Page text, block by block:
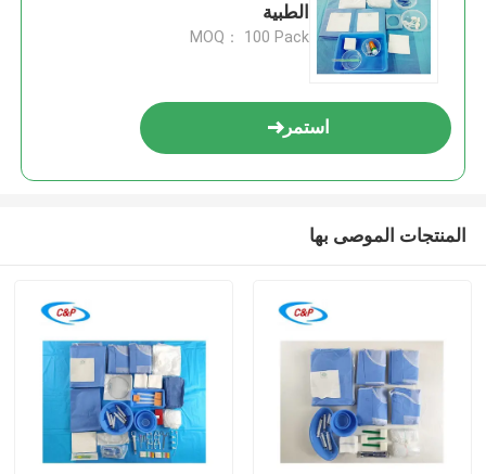
الطبية
MOQ： 100 Pack
استمر
المنتجات الموصى بها